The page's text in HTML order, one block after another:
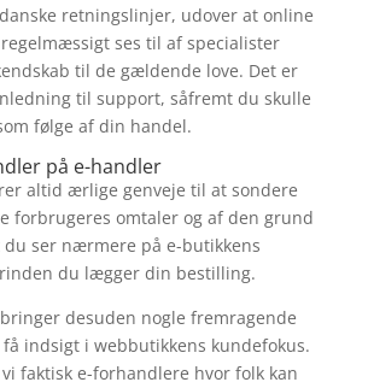
retningslinjer, udover at online
ses til af specialister
til de gældende love. Det er
til support, såfremt du skulle
følge af din handel.
på e-handler
altid ærlige genveje til at sondere
forbrugeres omtaler og af den grund
ser nærmere på e-butikkens
du lægger din bestilling.
desuden nogle fremragende
indsigt i webbutikkens kundefokus.
faktisk e-forhandlere hvor folk kan